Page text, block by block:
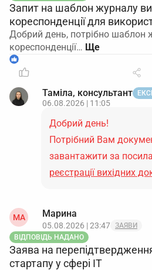
Запит на шаблон журналу
кореспонденції для
Добрий день, потрібно шаблон
кореспонденції…
1
Таміла, консультант
06.08.2026 | 11:05
Добрий день!
Потрібний Вам
завантажити за
реєстрації вихідних
МА Марина
05.08.2026 | 23:47 ЗАЯВИ
ВІДПОВІДЬ НАДАНО
Заява на
стартапу у сфері ІТ